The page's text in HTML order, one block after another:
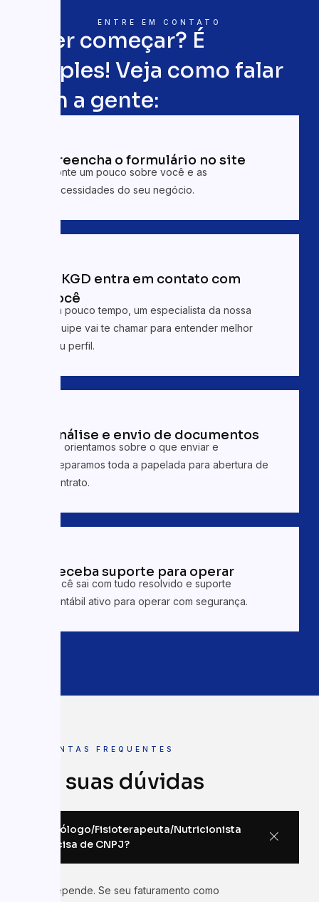
ENTRE EM CONTATO
Quer começar? É
simples! Veja como falar
com a gente:
Preencha o formulário no site
Conte um pouco sobre você e as
necessidades do seu negócio.
A KGD entra em contato com
você
Em pouco tempo, um especialista da nossa
equipe vai te chamar para entender melhor
seu perfil.
Análise e envio de documentos
Te orientamos sobre o que enviar e
preparamos toda a papelada para abertura de
contrato.
Receba suporte para operar
Você sai com tudo resolvido e suporte
contábil ativo para operar com segurança.
PERGUNTAS FREQUENTES
Tire suas dúvidas
Psicólogo/Fisioterapeuta/Nutricionista
precisa de CNPJ?
Depende. Se seu faturamento como